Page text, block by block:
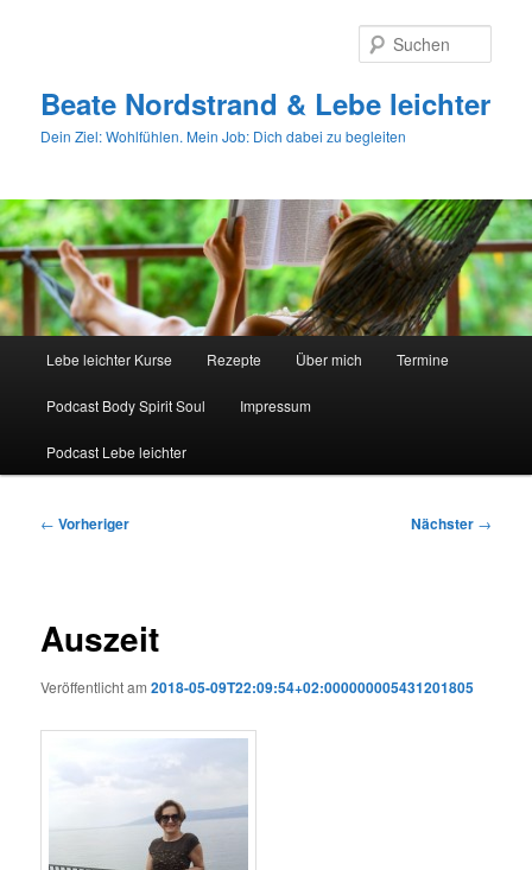
Beate Nordstrand & Lebe leichter
Dein Ziel: Wohlfühlen. Mein Job: Dich dabei zu begleiten
Lebe leichter Kurse Rezepte Über mich Termine
Podcast Body Spirit Soul Impressum
Podcast Lebe leichter
Beitragsnavigation
← Vorheriger Nächster →
Auszeit
Veröffentlicht am2018-05-09T22:09:54+02:000000005431201805